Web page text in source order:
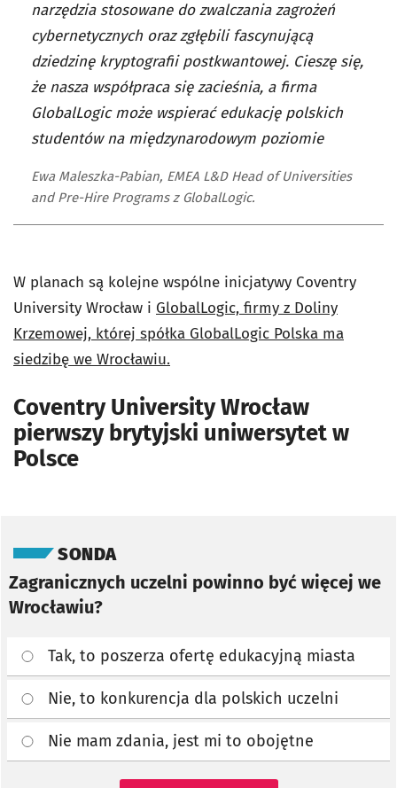
narzędzia stosowane do zwalczania zagrożeń
cybernetycznych oraz zgłębili fascynującą
dziedzinę kryptografii postkwantowej. Cieszę się,
że nasza współpraca się zacieśnia, a firma
GlobalLogic może wspierać edukację polskich
studentów na międzynarodowym poziomie
Ewa Maleszka-Pabian, EMEA L&D Head of Universities
and Pre-Hire Programs z GlobalLogic.
W planach są kolejne wspólne inicjatywy Coventry
University Wrocław i GlobalLogic, firmy z Doliny
Krzemowej, której spółka GlobalLogic Polska ma
siedzibę we Wrocławiu.
Coventry University Wrocław
pierwszy brytyjski uniwersytet w
Polsce
SONDA
Zagranicznych uczelni powinno być więcej we
Wrocławiu?
Tak, to poszerza ofertę edukacyjną miasta
Nie, to konkurencja dla polskich uczelni
Nie mam zdania, jest mi to obojętne